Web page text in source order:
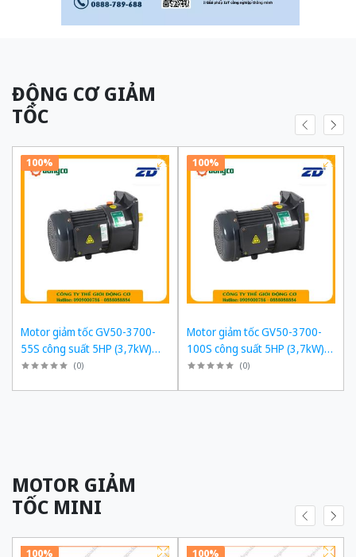
ĐỘNG CƠ GIẢM
TỐC
100%
Motor giảm tốc GV50-3700-
55S công suất 5HP (3,7kW)
1/55 kiểu lắp Mặt bích
(0)
100%
Motor giảm tốc GV50-3700-
100S công suất 5HP (3,7kW)
1/100 kiểu lắp Mặt bích
(0)
MOTOR GIẢM
TỐC MINI
100% 100%